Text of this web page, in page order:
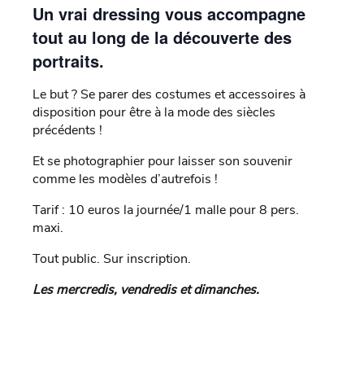
Un vrai dressing vous accompagne
tout au long de la découverte des
portraits.
Le but ? Se parer des costumes et accessoires à
disposition pour être à la mode des siècles
précédents !
Et se photographier pour laisser son souvenir
comme les modèles d’autrefois !
Tarif : 10 euros la journée/1 malle pour 8 pers.
maxi.
Tout public. Sur inscription.
Les mercredis, vendredis et dimanches.